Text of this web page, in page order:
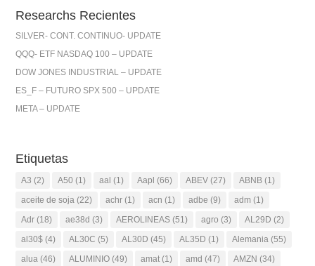
Researchs Recientes
SILVER- CONT. CONTINUO- UPDATE
QQQ- ETF NASDAQ 100 – UPDATE
DOW JONES INDUSTRIAL – UPDATE
ES_F – FUTURO SPX 500 – UPDATE
META – UPDATE
Etiquetas
A3 (2) A50 (1) aal (1) Aapl (66) ABEV (27) ABNB (1)
aceite de soja (22) achr (1) acn (1) adbe (9) adm (1)
Adr (18) ae38d (3) AEROLINEAS (51) agro (3) AL29D (2)
al30$ (4) AL30C (5) AL30D (45) AL35D (1) Alemania (55)
alua (46) ALUMINIO (49) amat (1) amd (47) AMZN (34)